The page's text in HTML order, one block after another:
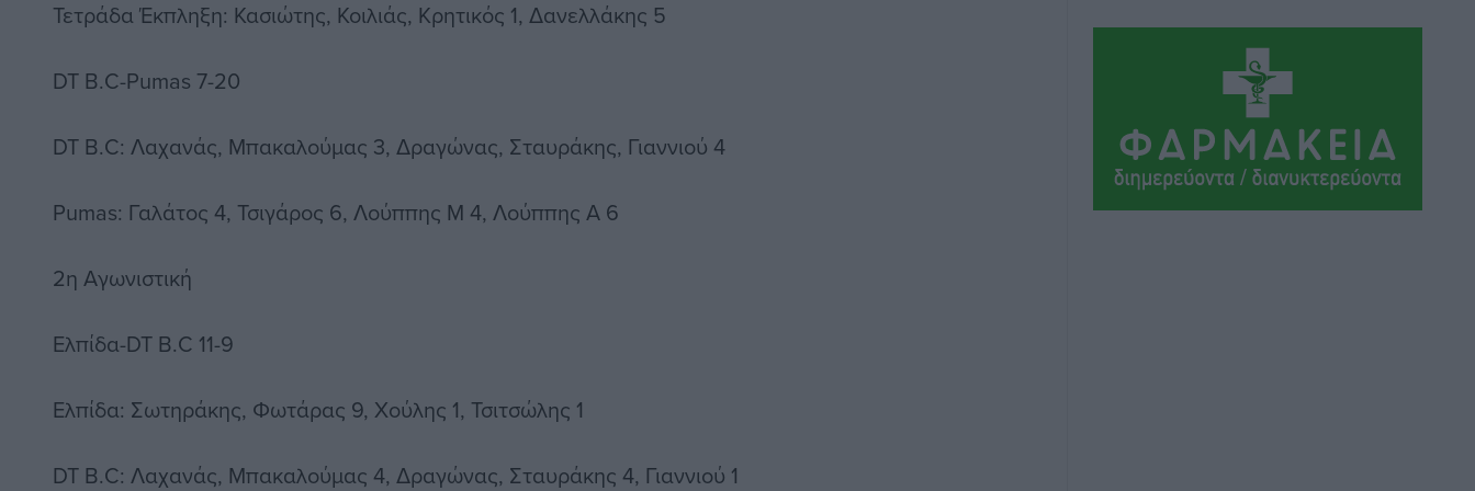
Τετράδα Έκπληξη: Κασιώτης, Κοιλιάς, Κρητικός 1, Δανελλάκης 5
DT B.C-Pumas 7-20
DT B.C: Λαχανάς, Μπακαλούμας 3, Δραγώνας, Σταυράκης, Γιαννιού 4
Pumas: Γαλάτος 4, Τσιγάρος 6, Λούππης Μ 4, Λούππης Α 6
2η Αγωνιστική
Ελπίδα-DT B.C 11-9
Ελπίδα: Σωτηράκης, Φωτάρας 9, Χούλης 1, Τσιτσώλης 1
DT B.C: Λαχανάς, Μπακαλούμας 4, Δραγώνας, Σταυράκης 4, Γιαννιού 1
Κατταβιά: Πρόεδρος ο Μανώλης
Φραντζής, απέκτησε τον νεαρό
Καρακασιάν
Αθλητικά• πριν 9 ώρες